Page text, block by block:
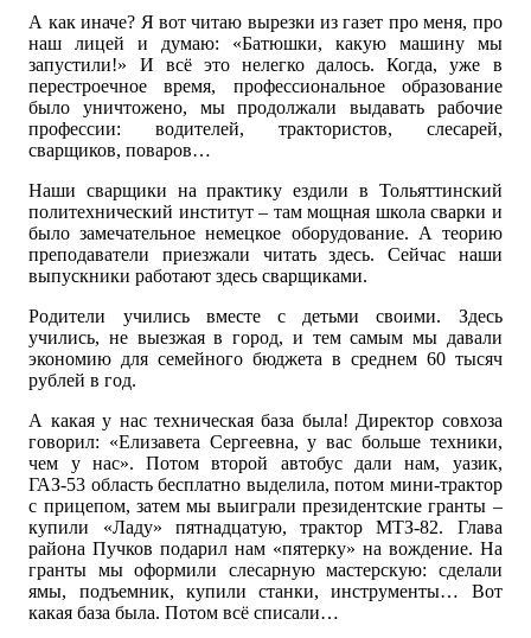
А как иначе? Я вот читаю вырезки из газет про меня, про
наш лицей и думаю: «Батюшки, какую машину мы
запустили!» И всё это нелегко далось. Когда, уже в
перестроечное время, профессиональное образование
было уничтожено, мы продолжали выдавать рабочие
профессии: водителей, трактористов, слесарей,
сварщиков, поваров…
Наши сварщики на практику ездили в Тольяттинский
политехнический институт – там мощная школа сварки и
было замечательное немецкое оборудование. А теорию
преподаватели приезжали читать здесь. Сейчас наши
выпускники работают здесь сварщиками.
Родители учились вместе с детьми своими. Здесь
учились, не выезжая в город, и тем самым мы давали
экономию для семейного бюджета в среднем 60 тысяч
рублей в год.
А какая у нас техническая база была! Директор совхоза
говорил: «Елизавета Сергеевна, у вас больше техники,
чем у нас». Потом второй автобус дали нам, уазик,
ГАЗ-53 область бесплатно выделила, потом мини-трактор
с прицепом, затем мы выиграли президентские гранты –
купили «Ладу» пятнадцатую, трактор МТЗ-82. Глава
района Пучков подарил нам «пятерку» на вождение. На
гранты мы оформили слесарную мастерскую: сделали
ямы, подъемник, купили станки, инструменты… Вот
какая база была. Потом всё списали…